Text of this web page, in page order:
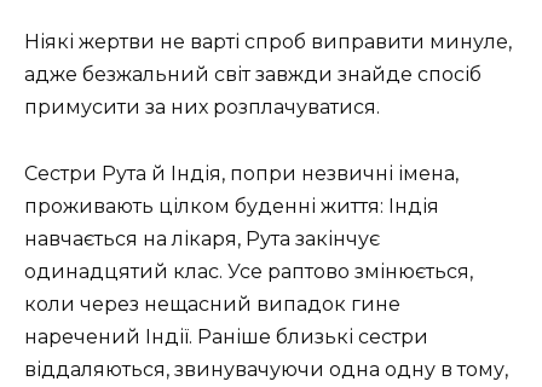
Ніякі жертви не варті спроб виправити минуле,
адже безжальний світ завжди знайде спосіб
примусити за них розплачуватися.
Сестри Рута й Індія, попри незвичні імена,
проживають цілком буденні життя: Індія
навчається на лікаря, Рута закінчує
одинадцятий клас. Усе раптово змінюється,
коли через нещасний випадок гине
наречений Індії. Раніше близькі сестри
віддаляються, звинувачуючи одна одну в тому,